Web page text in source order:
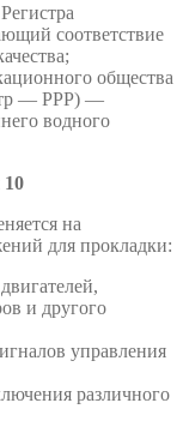
соответствие
общества
— РРР) —
водного
на
для прокладки:
и другого
управления
различного